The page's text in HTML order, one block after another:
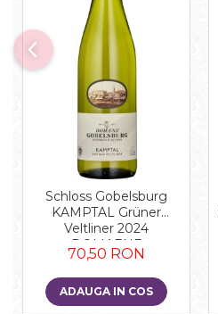
Schloss Gobelsburg
KAMPTAL Grüner
Veltliner 2024
DOMAENE
GOBELSBURG
70,50 RON
ADAUGA IN COS